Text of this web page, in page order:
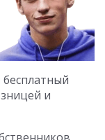
бесплатный
и